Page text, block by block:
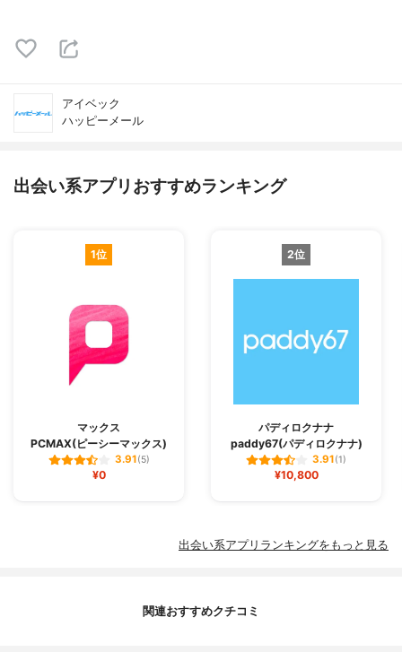
アイベック
ハッピーメール
出会い系アプリおすすめランキング
1位
マックス
PCMAX(ピーシーマックス)
3.91(5)
¥0
2位
パディロクナナ
paddy67(パディロクナナ)
3.91(1)
¥10,800
出会い系アプリランキングをもっと見る
関連おすすめクチコミ